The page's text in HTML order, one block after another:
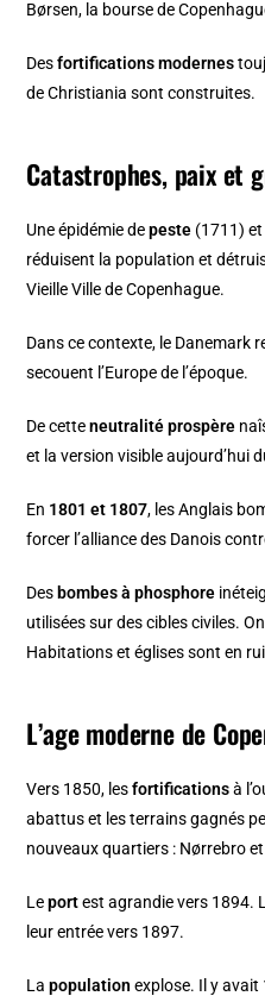
Børsen, la bourse de
Desfortifications modernes
deChristiania sont construites.
Catastrophes, paix et
Une épidémie depeste (1711) et
réduisent la population et
Vieille Ville de Copenhague.
Dans ce contexte, le Danemark
secouent l’Europe de l’époque.
De cetteneutralité prospère
et la version visible aujourd’hui
En 1801 et 1807, les Anglais
forcer l’alliance des Danois
Des bombes à phosphore
utilisées sur des cibles civiles.
Habitations et églises sont en
L’age moderne de
Vers 1850, lesfortificationsà
abattus et les terrains gagnés
nouveaux quartiers : Nørrebro
Leportest agrandie vers 1894.
leur entrée vers 1897.
Lapopulation explose. Il y